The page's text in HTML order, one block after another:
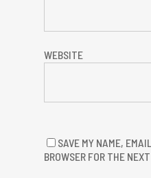
WEBSITE
SAVE MY NAME,
BROWSER FOR THE